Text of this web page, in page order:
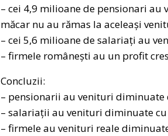
– cei 4,9 milioane de pensionari
măcar nu au rămas la aceleași
– cei 5,6 milioane de salariați au
– firmele românești au un profit
Concluzii:
– pensionarii au venituri diminuate
– salariații au venituri diminuate
– firmele au venituri reale